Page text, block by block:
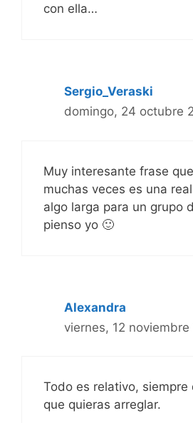
con ella…
Sergio_Veraski
domingo, 24 octubre
Muy interesante frase
muchas veces es una
algo larga para un grupo
pienso yo 🙂
Alexandra
viernes, 12
Todo es relativo,
que quieras arreglar.